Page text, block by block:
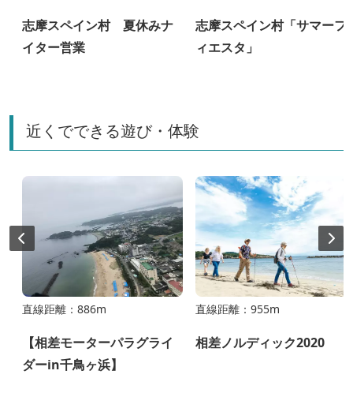
志摩スペイン村 夏休みナ
イター営業
志摩スペイン村「サマーフ
ィエスタ」
近くでできる遊び・体験
直線距離：886m
【相差モーターパラグライ
ダーin千鳥ヶ浜】
直線距離：955m
相差ノルディック2020